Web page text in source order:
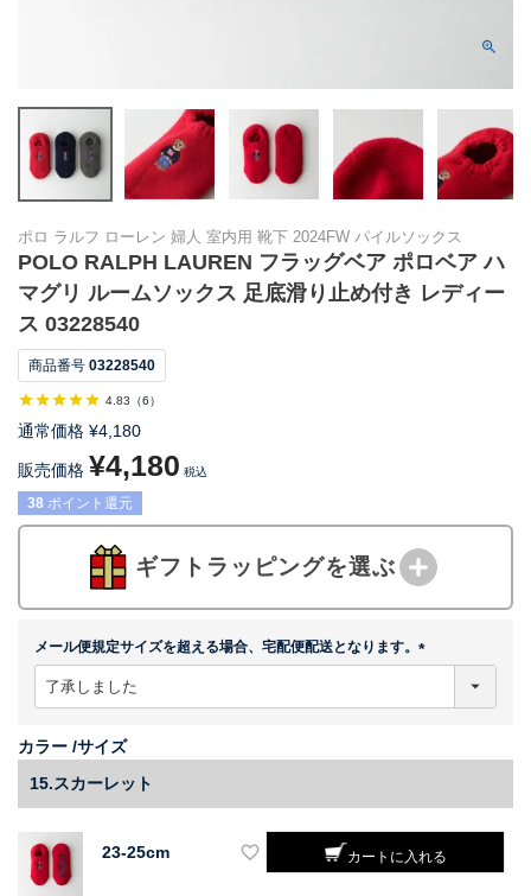
ポロ ラルフ ローレン 婦人 室内用 靴下 2024FW パイルソックス
POLO RALPH LAUREN フラッグベア ポロベア ハ
マグリ ルームソックス 足底滑り止め付き レディー
ス 03228540
商品番号 03228540
4.83 （6）
通常価格 ¥4,180
販売価格 ¥4,180 税込
38 ポイント還元
ギフトラッピングを選ぶ
メール便規定サイズを超える場合、宅配便配送となります。
カラー サイズ
15.スカーレット
23-25cm カートに入れる